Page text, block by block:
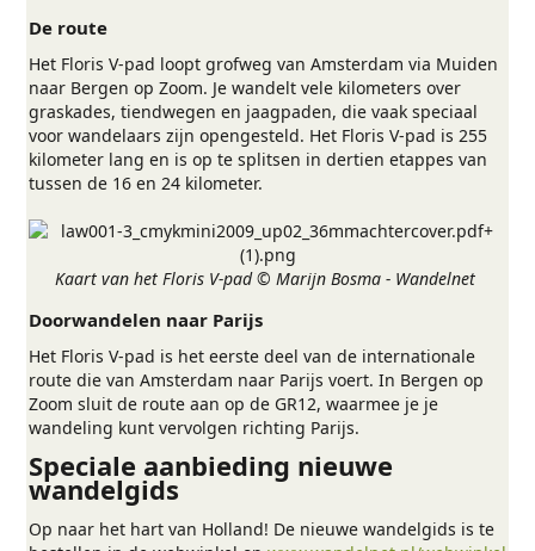
De route
Het Floris V-pad loopt grofweg van Amsterdam via Muiden
naar Bergen op Zoom. Je wandelt vele kilometers over
graskades, tiendwegen en jaagpaden, die vaak speciaal
voor wandelaars zijn opengesteld. Het Floris V-pad is 255
kilometer lang en is op te splitsen in dertien etappes van
tussen de 16 en 24 kilometer.
Kaart van het Floris V-pad © Marijn Bosma - Wandelnet
Doorwandelen naar Parijs
Het Floris V-pad is het eerste deel van de internationale
route die van Amsterdam naar Parijs voert. In Bergen op
Zoom sluit de route aan op de GR12, waarmee je je
wandeling kunt vervolgen richting Parijs.
Speciale aanbieding nieuwe
wandelgids​
Op naar het hart van Holland! De nieuwe wandelgids is te